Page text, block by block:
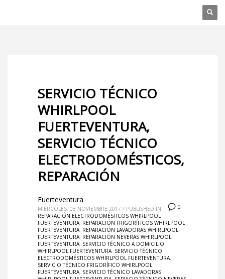
SERVICIO TÉCNICO
WHIRLPOOL
FUERTEVENTURA,
SERVICIO TÉCNICO
ELECTRODOMÉSTICOS,
REPARACIÓN
0
Fuerteventura
MIÉRCOLES, 08 NOVIEMBRE 2017 / PUBLISHED IN
REPARACIÓN ELECTRODOMÉSTICOS WHIRLPOOL
FUERTEVENTURA, REPARACIÓN FRIGORÍFICOS WHIRLPOOL
FUERTEVENTURA, REPARACIÓN LAVADORAS WHIRLPOOL
FUERTEVENTURA, REPARACIÓN NEVERAS WHIRLPOOL
FUERTEVENTURA, SERVICIO TÉCNICO A DOMICILIO
WHIRLPOOL FUERTEVENTURA, SERVICIO TÉCNICO
ELECTRODOMÉSTICOS WHIRLPOOL FUERTEVENTURA,
SERVICIO TÉCNICO FRIGORÍFICO WHIRLPOOL
FUERTEVENTURA, SERVICIO TÉCNICO LAVADORAS